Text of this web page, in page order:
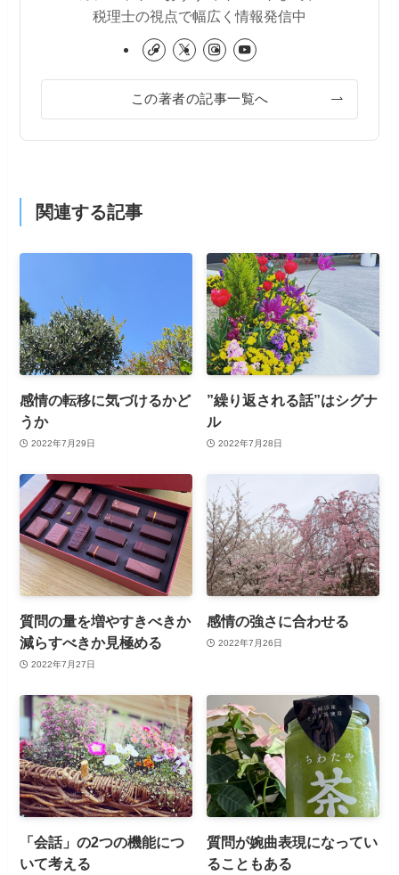
税理士の視点で幅広く情報発信中
この著者の記事一覧へ
関連する記事
感情の転移に気づけるかど
うか
2022年7月29日
”繰り返される話”はシグナ
ル
2022年7月28日
質問の量を増やすきべきか
減らすべきか見極める
2022年7月27日
感情の強さに合わせる
2022年7月26日
「会話」の2つの機能につ
いて考える
質問が婉曲表現になってい
ることもある